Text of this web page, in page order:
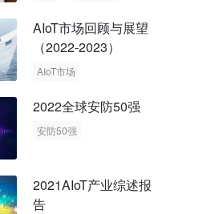
AIoT市场回顾与展望
（2022-2023）
AIoT市场
2022全球安防50强
安防50强
2021AIoT产业综述报
告